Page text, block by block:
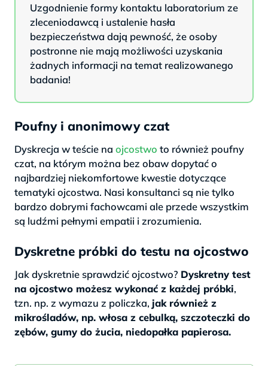
Uzgodnienie formy kontaktu laboratorium ze
zleceniodawcą i ustalenie hasła
bezpieczeństwa dają pewność, że osoby
postronne nie mają możliwości uzyskania
żadnych informacji na temat realizowanego
badania!
Poufny i anonimowy czat
Dyskrecja w teście na ojcostwo to również poufny
czat, na którym można bez obaw dopytać o
najbardziej niekomfortowe kwestie dotyczące
tematyki ojcostwa. Nasi konsultanci są nie tylko
bardzo dobrymi fachowcami ale przede wszystkim
są ludźmi pełnymi empatii i zrozumienia.
Dyskretne próbki do testu na ojcostwo
Jak dyskretnie sprawdzić ojcostwo? Dyskretny test
na ojcostwo możesz wykonać z każdej próbki,
tzn. np. z wymazu z policzka, jak również z
mikrośladów, np. włosa z cebulką, szczoteczki do
zębów, gumy do żucia, niedopałka papierosa.